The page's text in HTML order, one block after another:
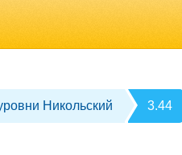
Никольский 3.44